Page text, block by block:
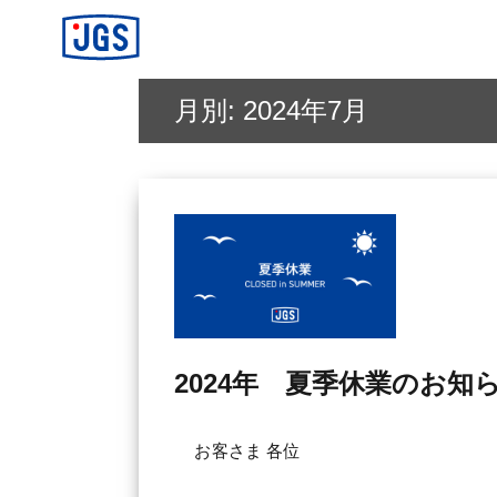
月別: 2024年7月
2024年 夏季休業のお知
お客さま 各位